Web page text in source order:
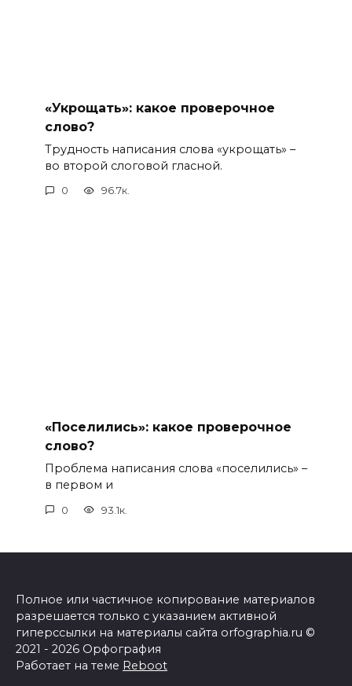
«Укрощать»: какое проверочное
слово?
Трудность написания слова «укрощать» –
во второй слоговой гласной.
0 96.7к.
«Поселились»: какое проверочное
слово?
Проблема написания слова «поселились» –
в первом и
0 93.1к.
Полное или частичное копирование материалов
разрешается только с указанием активной
гиперссылки на материалы сайта orfographia.ru ©
2021 - 2026 Орфография
Работает на теме Reboot